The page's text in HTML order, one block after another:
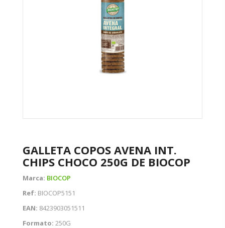
GALLETA COPOS AVENA INT.
CHIPS CHOCO 250G DE BIOCOP
Marca: BIOCOP
Ref: BIOCOP5151
EAN: 8423903051511
Formato: 250G